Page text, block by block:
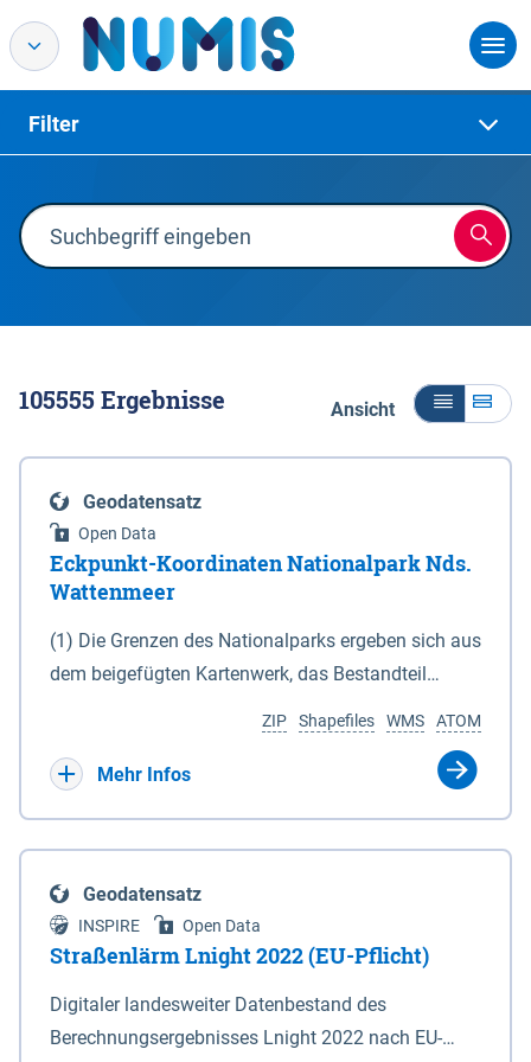
Filter
105555Ergebnisse Ansicht
Geodatensatz
Open Data
Eckpunkt-Koordinaten Nationalpark Nds.
Wattenmeer
(1) Die Grenzen des Nationalparks ergeben sich aus
dem beigefügten Kartenwerk, das Bestandteil
(DTK) im Maßstab 1 : 100 000 (Anlage 2), 2.
verkleinerte Amtliche Karte 1 : 5 000 (AK5) im
projizierte Koordinaten im Europäischen
Terrestrischen Referenzsystem 1989 (ETRS 89) mit
der Universalen Transversalen Mercator-Abbildung
bezogen auf die Zone 32 N (UTM 32N) dargestellt
(Anlage 4); Gleiches gilt für die geografischen
ATOM
WMS
Shapefiles
ZIP
Mehr Infos
Geodatensatz
INSPIRE Open Data
Straßenlärm Lnight 2022 (EU-Pflicht)
Digitaler landesweiter Datenbestand des
Berechnungsergebnisses Lnight 2022 nach EU-